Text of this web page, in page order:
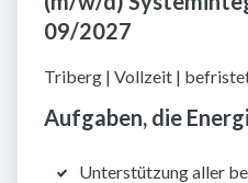
09/2027
Triberg | Vollzeit |
Aufgaben, die
Unterstützung aller